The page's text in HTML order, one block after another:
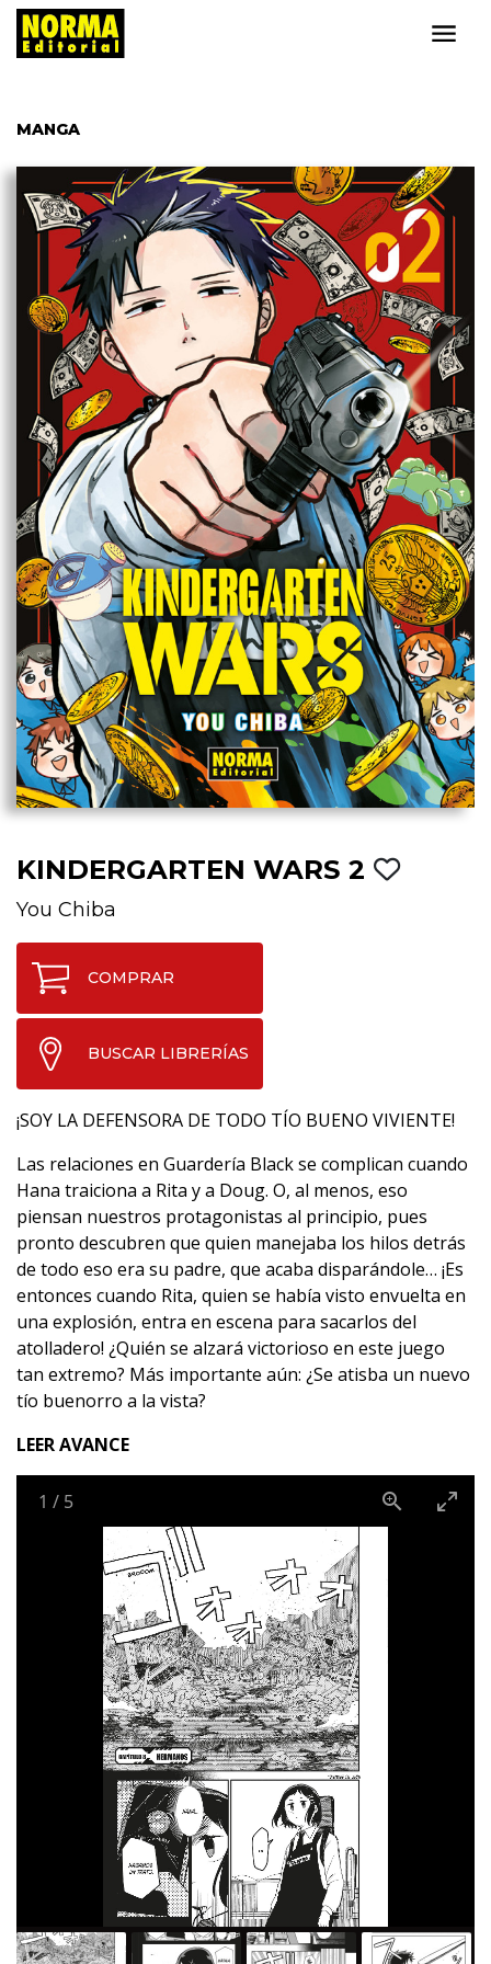
MANGA
KINDERGARTEN WARS 2
You Chiba
COMPRAR
BUSCAR LIBRERÍAS
¡SOY LA DEFENSORA DE TODO TÍO BUENO VIVIENTE!
Las relaciones en Guardería Black se complican cuando
Hana traiciona a Rita y a Doug. O, al menos, eso
piensan nuestros protagonistas al principio, pues
pronto descubren que quien manejaba los hilos detrás
de todo eso era su padre, que acaba disparándole… ¡Es
entonces cuando Rita, quien se había visto envuelta en
una explosión, entra en escena para sacarlos del
atolladero! ¿Quién se alzará victorioso en este juego
tan extremo? Más importante aún: ¿Se atisba un nuevo
tío buenorro a la vista?
LEER AVANCE
1 / 5